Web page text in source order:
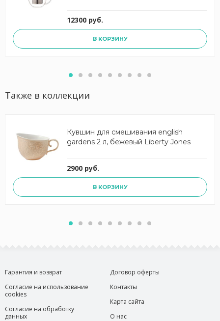
12300 руб.
В КОРЗИНУ
Также в коллекции
Кувшин для смешивания english
gardens 2 л, бежевый Liberty Jones
2900 руб.
В КОРЗИНУ
Гарантия и возврат
Согласие на использование
cookies
Согласие на обработку
данных
Договор оферты
Контакты
Карта сайта
О нас